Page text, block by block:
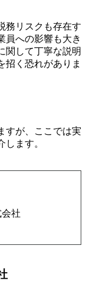
務リスクも存在す
員への影響も大き
関して丁寧な説明
招く恐れがありま
すが、ここでは実
ます。
社